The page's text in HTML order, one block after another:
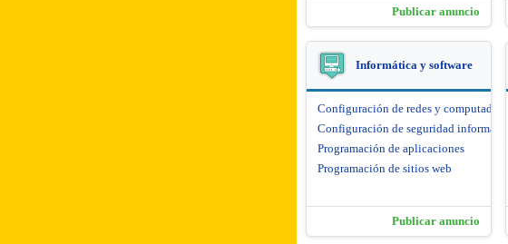
Publicar anuncio
Informática y software
Configuración de redes y computadoras
Configuración de seguridad informática
Programación de aplicaciones
Programación de sitios web
Publicar anuncio